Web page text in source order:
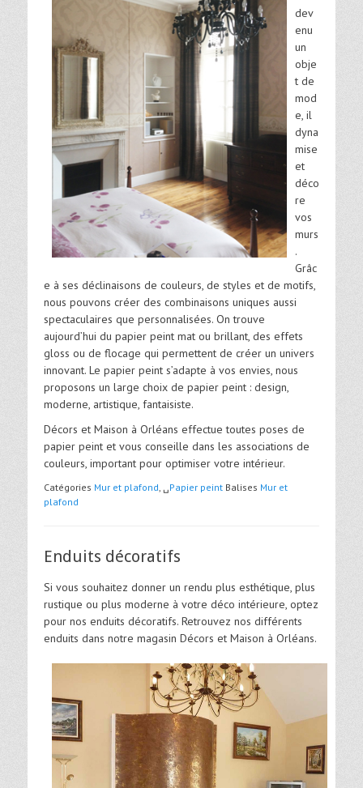
dev
enu
un
obje
t de
mod
e, il
dyna
mise
et
déco
re
vos
murs
.
Grâc
e à ses déclinaisons de couleurs, de styles et de motifs,
nous pouvons créer des combinaisons uniques aussi
spectaculaires que personnalisées. On trouve
aujourd’hui du papier peint mat ou brillant, des effets
gloss ou de flocage qui permettent de créer un univers
innovant. Le papier peint s’adapte à vos envies, nous
proposons un large choix de papier peint : design,
moderne, artistique, fantaisiste.
Décors et Maison à Orléans effectue toutes poses de
papier peint et vous conseille dans les associations de
couleurs, important pour optimiser votre intérieur.
Catégories Mur et plafond, ␣Papier peint Balises Mur et
plafond
Enduits décoratifs
Si vous souhaitez donner un rendu plus esthétique, plus
rustique ou plus moderne à votre déco intérieure, optez
pour nos enduits décoratifs. Retrouvez nos différents
enduits dans notre magasin Décors et Maison à Orléans.